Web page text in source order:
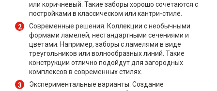
или коричневый. Такие заборы хорошо сочетаются с
постройками в классическом или кантри-стиле.
Современные решения. Коллекции с необычными
формами ламелей, нестандартными сечениями и
цветами. Например, заборы с ламелями в виде
треугольников или волнообразных линий. Такие
конструкции отлично подойдут для загородных
комплексов в современных стилях.
Экспериментальные варианты. Создание